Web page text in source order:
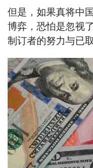
但是，如果真将中
博弈，恐怕是忽视
制订者的努力与已